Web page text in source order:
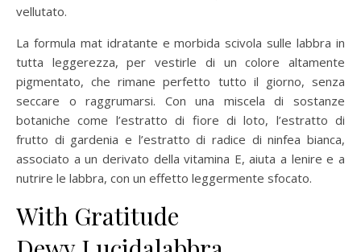
vellutato.
La formula mat idratante e morbida scivola sulle labbra in
tutta leggerezza, per vestirle di un colore altamente
pigmentato, che rimane perfetto tutto il giorno, senza
seccare o raggrumarsi. Con una miscela di sostanze
botaniche come l’estratto di fiore di loto, l’estratto di
frutto di gardenia e l’estratto di radice di ninfea bianca,
associato a un derivato della vitamina E, aiuta a lenire e a
nutrire le labbra, con un effetto leggermente sfocato.
With Gratitude